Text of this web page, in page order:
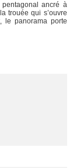
pentagonal ancré à
trouée qui s’ouvre
le panorama porte